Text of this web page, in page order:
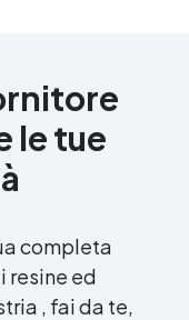
le tue
completa
resine ed
, fai da te,